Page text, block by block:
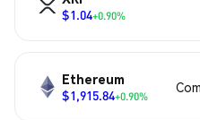
$1.04+0.90%
Ethereum
$1,915.84+0.90%